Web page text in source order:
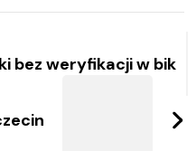
bez weryfikacji w bik